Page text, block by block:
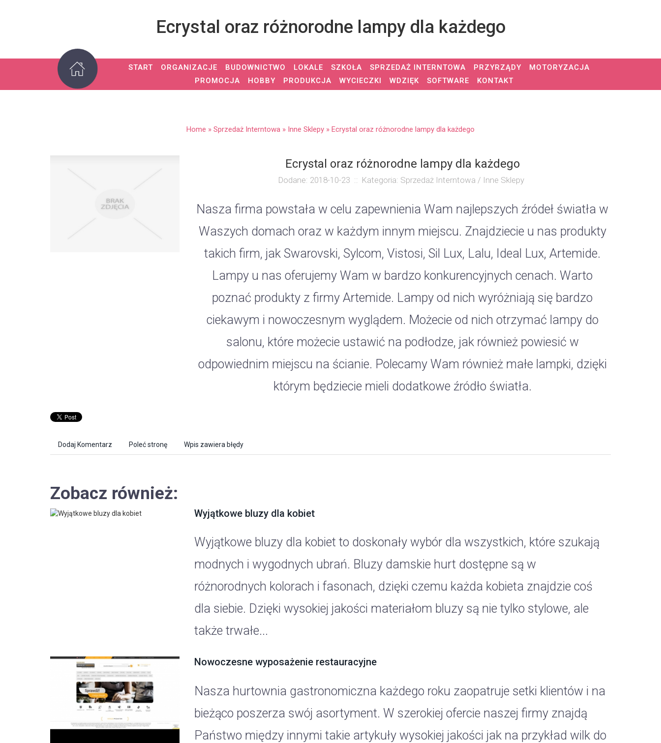
Ecrystal oraz różnorodne lampy dla każdego
START ORGANIZACJE BUDOWNICTWO LOKALE SZKOŁA SPRZEDAŻ INTERNTOWA PRZYRZĄDY
MOTORYZACJA
PROMOCJA
HOBBY PRODUKCJA WYCIECZKI WDZIĘK SOFTWARE KONTAKT
Home » Sprzedaż Interntowa » Inne Sklepy » Ecrystal oraz różnorodne lampy dla każdego
Ecrystal oraz różnorodne lampy dla każdego
Dodane: 2018-10-23 :: Kategoria: Sprzedaż Interntowa / Inne Sklepy
Nasza firma powstała w celu zapewnienia Wam najlepszych źródeł światła w
Waszych domach oraz w każdym innym miejscu. Znajdziecie u nas produkty
takich firm, jak Swarovski, Sylcom, Vistosi, Sil Lux, Lalu, Ideal Lux, Artemide.
Lampy u nas oferujemy Wam w bardzo konkurencyjnych cenach. Warto
poznać produkty z firmy Artemide. Lampy od nich wyróżniają się bardzo
ciekawym i nowoczesnym wyglądem. Możecie od nich otrzymać lampy do
salonu, które możecie ustawić na podłodze, jak również powiesić w
odpowiednim miejscu na ścianie. Polecamy Wam również małe lampki, dzięki
którym będziecie mieli dodatkowe źródło światła.
Dodaj Komentarz Poleć stronę Wpis zawiera błędy
Zobacz również:
Wyjątkowe bluzy dla kobiet
Wyjątkowe bluzy dla kobiet to doskonały wybór dla wszystkich, które szukają
modnych i wygodnych ubrań. Bluzy damskie hurt dostępne są w
różnorodnych kolorach i fasonach, dzięki czemu każda kobieta znajdzie coś
dla siebie. Dzięki wysokiej jakości materiałom bluzy są nie tylko stylowe, ale
także trwałe...
Nowoczesne wyposażenie restauracyjne
Nasza hurtownia gastronomiczna każdego roku zaopatruje setki klientów i na
bieżąco poszerza swój asortyment. W szerokiej ofercie naszej firmy znajdą
Państwo między innymi takie artykuły wysokiej jakości jak na przykład wilk do